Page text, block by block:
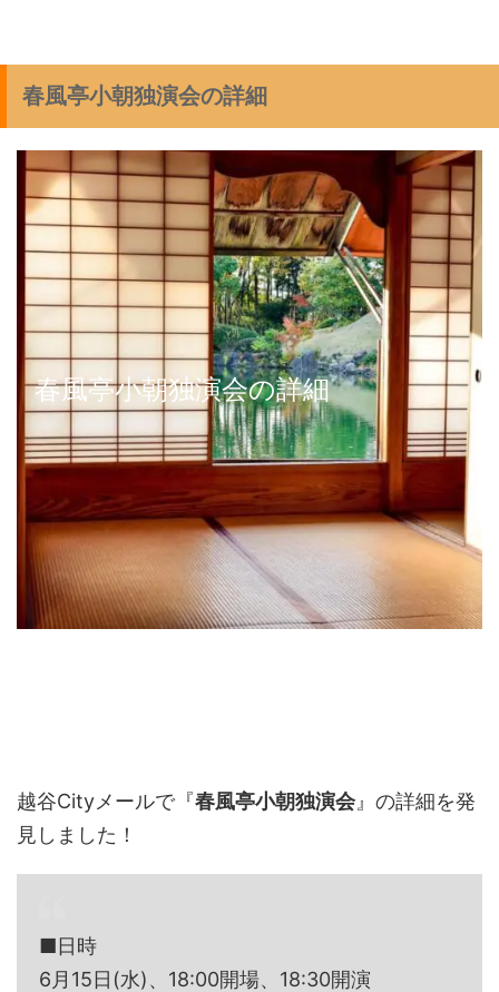
春風亭小朝独演会の詳細
春風亭小朝独演会の詳細
越谷Cityメールで『春風亭小朝独演会』の詳細を発
見しました！
■日時
6月15日(水)、18:00開場、18:30開演